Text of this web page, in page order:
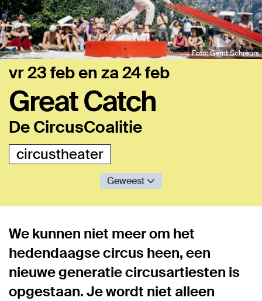
Foto: Gerrit Schreurs
Great Catch
De CircusCoalitie
vr 23 febenza 24 feb
circustheater
Geweest
We kunnen niet meer om het
hedendaagse circus heen, een
nieuwe generatie circusartiesten is
opgestaan. Je wordt niet alleen